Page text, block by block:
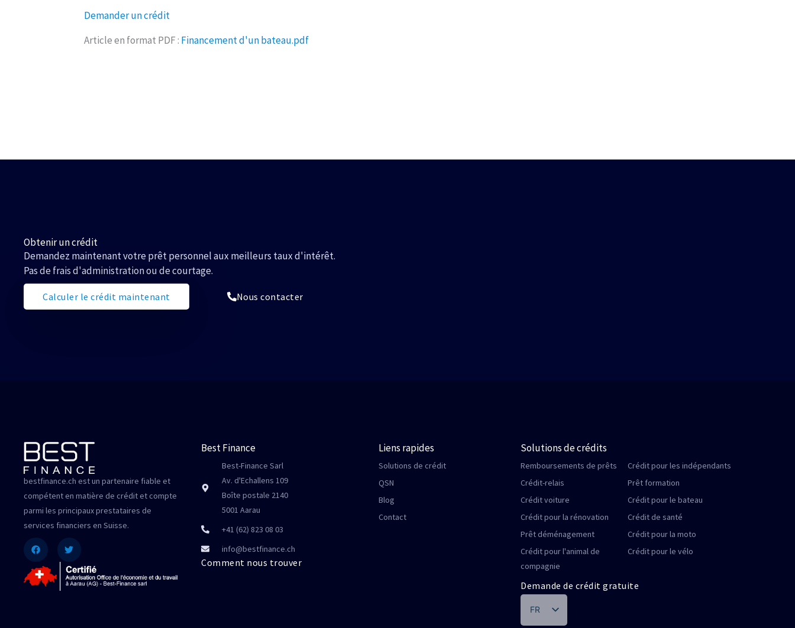
Demander un crédit
Article en format PDF : Financement d'un bateau.pdf
Obtenir un crédit
Demandez maintenant votre prêt personnel aux meilleurs taux d'intérêt.
Pas de frais d'administration ou de courtage.
Calculer le crédit maintenant Nous contacter
bestfinance.ch est un partenaire fiable et
compétent en matière de crédit et compte
parmi les principaux prestataires de
services financiers en Suisse.
Best Finance
Best-Finance Sarl
Av. d'Echallens 109
Boîte postale 2140
5001 Aarau
+41 (62) 823 08 03
info@bestfinance.ch
Comment nous trouver
Liens rapides
Solutions de crédit
QSN
Blog
Contact
Solutions de crédits
Remboursements de prêts
Crédit-relais
Crédit voiture
Crédit pour la rénovation
Prêt déménagement
Crédit pour l'animal de
compagnie
Crédit pour les indépendants
Prêt formation
Crédit pour le bateau
Crédit de santé
Crédit pour la moto
Crédit pour le vélo
Demande de crédit gratuite
FR